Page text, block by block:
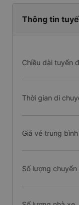
Thông tin
Chiều dài tuyến
Thời gian di
Giá vé trung bình
Số lượng chuyến